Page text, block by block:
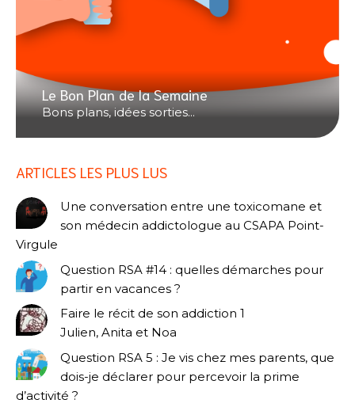
Le Bon Plan de la Semaine
Bons plans, idées sorties...
ARTICLES LES PLUS LUS
Une conversation entre une toxicomane et
son médecin addictologue au CSAPA Point-
Virgule
Question RSA #14 : quelles démarches pour
partir en vacances ?
Faire le récit de son addiction 1
Julien, Anita et Noa
Question RSA 5 : Je vis chez mes parents, que
dois-je déclarer pour percevoir la prime
d’activité ?